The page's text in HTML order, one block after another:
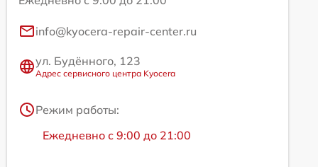
info@kyocera-repair-center.ru
ул. Будённого, 123
Адрес сервисного центра Kyocera
Режим работы:
Ежедневно с 9:00 до 21:00